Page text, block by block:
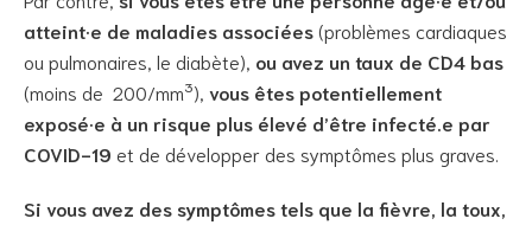
atteint·e de maladies associées(problèmes cardiaques
ou pulmonaires, le diabète), ou avez un taux de CD4 bas
(moins de 200/mm³), vous êtes potentiellement
exposé·e à un risque plus élevé d’être infecté.e par
COVID-19 et de développer des symptômes plus graves.
Si vous avez des symptômes tels que la fièvre, la toux,